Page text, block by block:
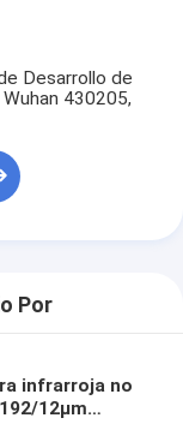
Desarrollo de
430205,
Por
infrarroja no
12μm